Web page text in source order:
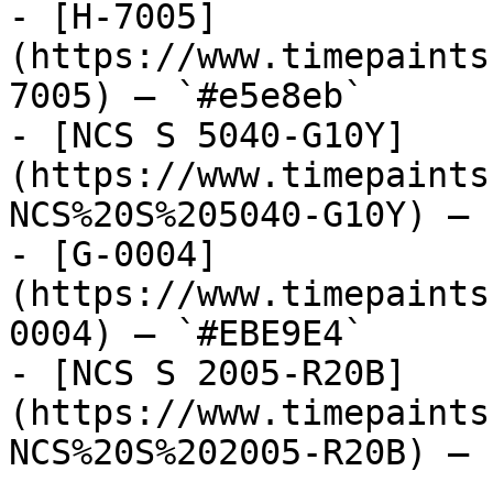
- [H-7005]
(https://
7005) — `#e5e8eb`
- [NCS S 5040-G10Y]
(https://
NCS%20S%205040-G10Y)
- [G-0004]
(https://
0004) — `#EBE9E4`
- [NCS S 2005-R20B]
(https://
NCS%20S%202005-R20B)